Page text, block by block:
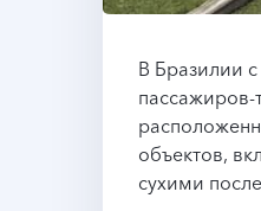
В Бразилии
пассажиров-
объектов,
сухими